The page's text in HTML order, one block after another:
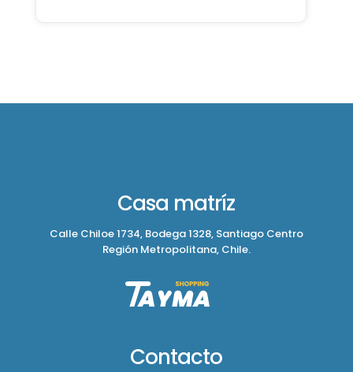
Casa matríz
Calle Chiloe 1734, Bodega 1328, Santiago Centro
Región Metropolitana, Chile.
Contacto